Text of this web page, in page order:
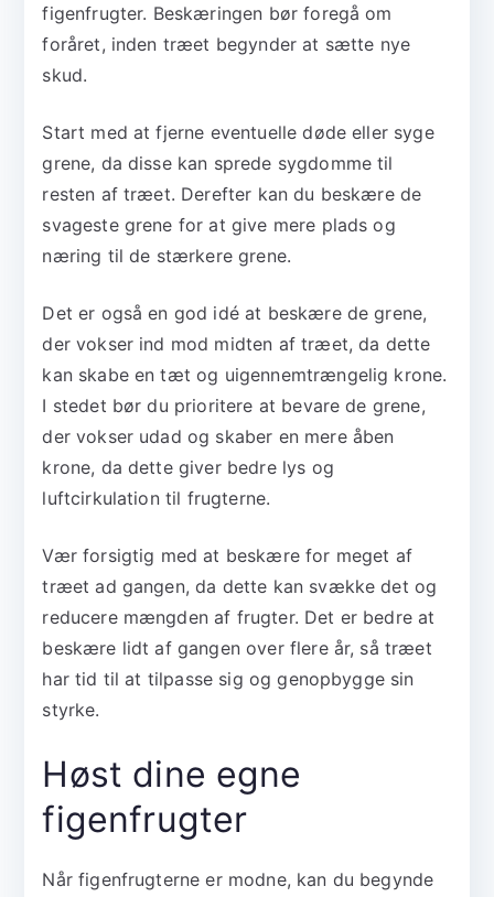
figenfrugter. Beskæringen bør foregå om
foråret, inden træet begynder at sætte nye
skud.
Start med at fjerne eventuelle døde eller syge
grene, da disse kan sprede sygdomme til
resten af træet. Derefter kan du beskære de
svageste grene for at give mere plads og
næring til de stærkere grene.
Det er også en god idé at beskære de grene,
der vokser ind mod midten af træet, da dette
kan skabe en tæt og uigennemtrængelig krone.
I stedet bør du prioritere at bevare de grene,
der vokser udad og skaber en mere åben
krone, da dette giver bedre lys og
luftcirkulation til frugterne.
Vær forsigtig med at beskære for meget af
træet ad gangen, da dette kan svække det og
reducere mængden af frugter. Det er bedre at
beskære lidt af gangen over flere år, så træet
har tid til at tilpasse sig og genopbygge sin
styrke.
Høst dine egne
figenfrugter
Når figenfrugterne er modne, kan du begynde